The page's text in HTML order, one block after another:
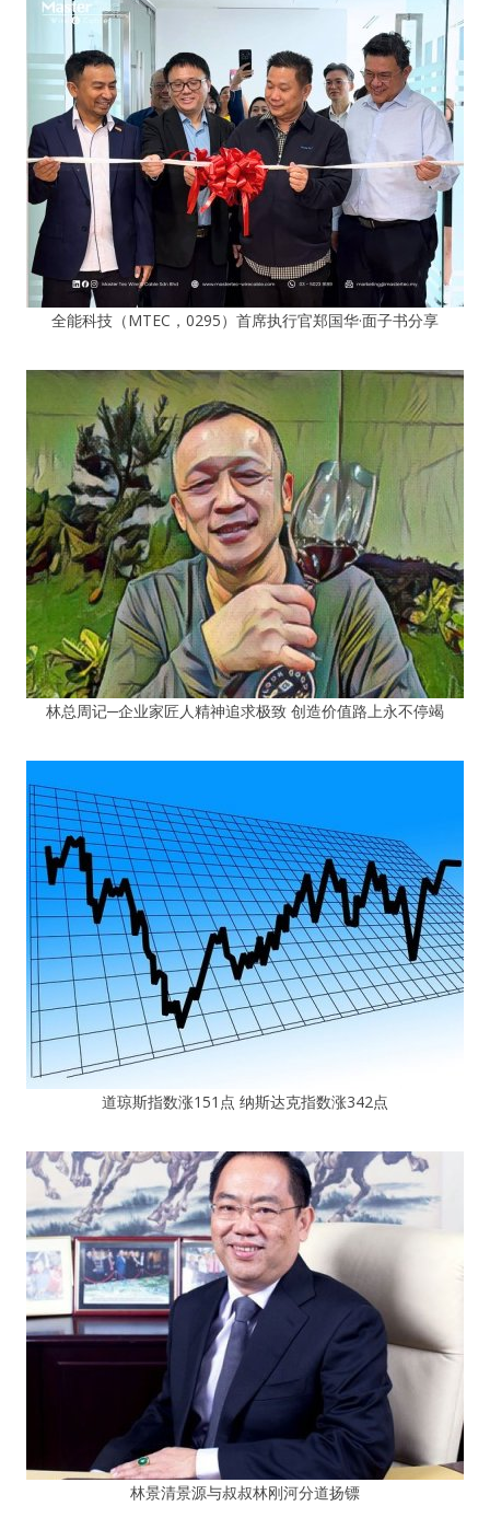
全能科技（MTEC，0295）首席执行官郑国华·面子书分享
林总周记─企业家匠人精神追求极致 创造价值路上永不停竭
道琼斯指数涨151点 纳斯达克指数涨342点
林景清景源与叔叔林刚河分道扬镖